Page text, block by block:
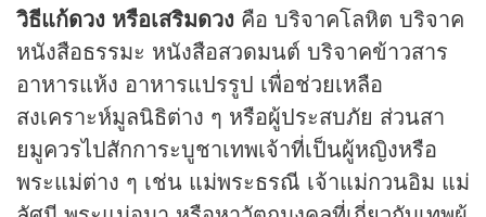
วิธีแก้ดวง หรือเสริมดวง คือ บริจาคโลหิต บริจาค
หนังสือธรรมะ หนังสือสวดมนต์ บริจาคข้าวสาร
อาหารแห้ง อาหารแปรรูป เพื่อช่วยเหลือ
สงเคราะห์มูลนิธิต่าง ๆ หรือผู้ประสบภัย ส่วนสา
ยมูควรไปสักการะบูชาเทพเจ้าที่เป็นผู้หญิงหรือ
พระแม่ต่าง ๆ เช่น แม่พระธรณี เจ้าแม่กวนอิม แม่